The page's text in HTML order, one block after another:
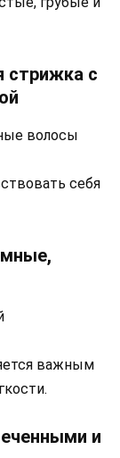
стрижка с
себя
важным
и